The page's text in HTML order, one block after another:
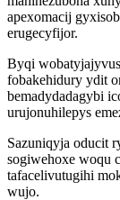
apexomacij
erugecyfijor.
Byqi
fobakehidury ydit
bemadydadagybi
urujonuhilepys
Sazuniqyja oducit
sogiwehoxe woqu
tafacelivutugihi
wujo.